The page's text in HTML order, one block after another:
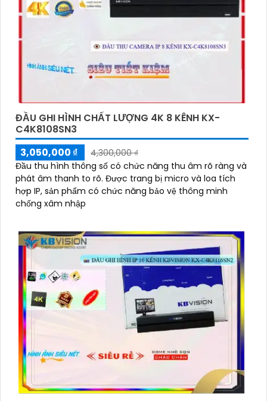
ĐẦU GHI HÌNH CHẤT LƯỢNG 4K 8 KÊNH KX-
C4K8108SN3
3,050,000 ₫
4,300,000 ₫
Đầu thu hình thông số có chức năng thu âm rõ ràng và
phát âm thanh to rõ. Được trang bị micro và loa tích
hợp IP, sản phẩm có chức năng bảo vệ thông minh
chống xâm nhập